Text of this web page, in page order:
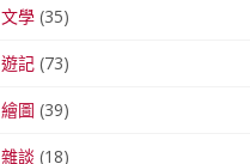
文學(35)
遊記(73)
繪圖 (39)
雜談 (18)